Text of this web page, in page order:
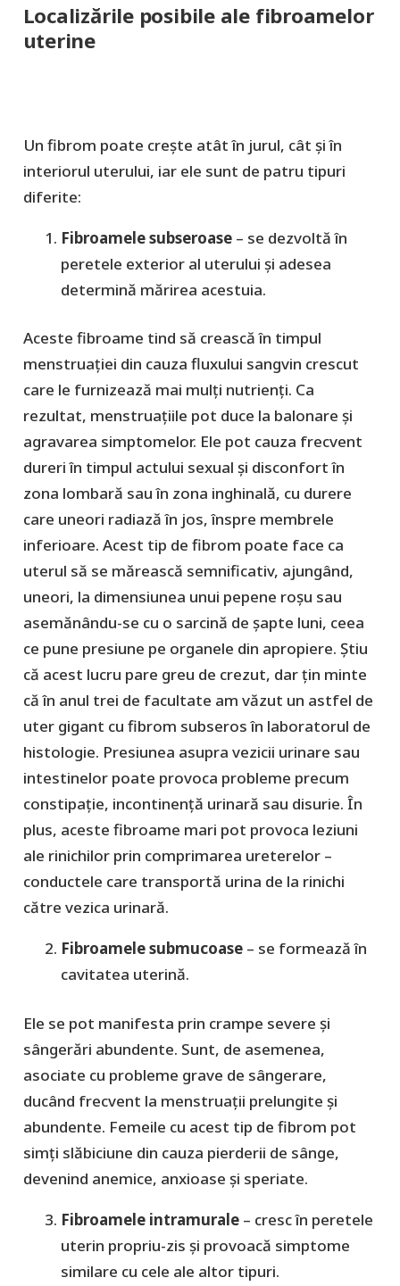
Localizările posibile ale fibroamelor
uterine
Un fibrom poate crește atât în jurul, cât și în
interiorul uterului, iar ele sunt de patru tipuri
diferite:
Fibroamele subseroase – se dezvoltă în
peretele exterior al uterului și adesea
determină mărirea acestuia.
Aceste fibroame tind să crească în timpul
menstruației din cauza fluxului sangvin crescut
care le furnizează mai mulți nutrienți. Ca
rezultat, menstruațiile pot duce la balonare și
agravarea simptomelor. Ele pot cauza frecvent
dureri în timpul actului sexual și disconfort în
zona lombară sau în zona inghinală, cu durere
care uneori radiază în jos, înspre membrele
inferioare. Acest tip de fibrom poate face ca
uterul să se mărească semnificativ, ajungând,
uneori, la dimensiunea unui pepene roșu sau
asemănându-se cu o sarcină de șapte luni, ceea
ce pune presiune pe organele din apropiere. Știu
că acest lucru pare greu de crezut, dar țin minte
că în anul trei de facultate am văzut un astfel de
uter gigant cu fibrom subseros în laboratorul de
histologie. Presiunea asupra vezicii urinare sau
intestinelor poate provoca probleme precum
constipație, incontinență urinară sau disurie. În
plus, aceste fibroame mari pot provoca leziuni
ale rinichilor prin comprimarea ureterelor –
conductele care transportă urina de la rinichi
către vezica urinară.
Fibroamele submucoase – se formează în
cavitatea uterină.
Ele se pot manifesta prin crampe severe și
sângerări abundente. Sunt, de asemenea,
asociate cu probleme grave de sângerare,
ducând frecvent la menstruații prelungite și
abundente. Femeile cu acest tip de fibrom pot
simți slăbiciune din cauza pierderii de sânge,
devenind anemice, anxioase și speriate.
Fibroamele intramurale – cresc în peretele
uterin propriu-zis și provoacă simptome
similare cu cele ale altor tipuri.